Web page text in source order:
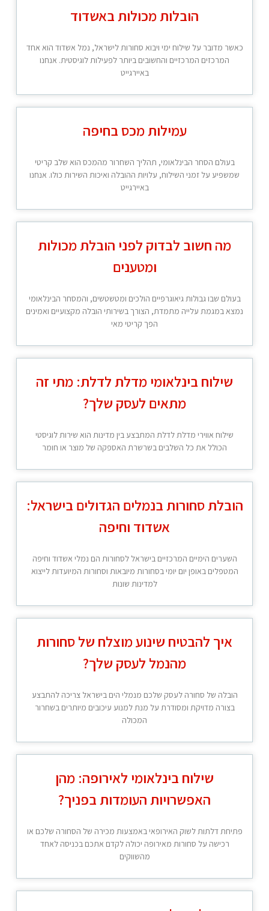
הובלות מכולות באשדוד
כאשר מדובר על שילוח ימי ויבוא סחורות לישראל, נמל אשדוד הוא אחד
המרכזים המרכזיים והחשובים ביותר לפעילות לוגיסטית. אנחנו
באיירגייט
עמילות מכס בחיפה
בעולם הסחר הבינלאומי, תהליך השחרור מהמכס הוא שלב קריטי
שמשפיע על זמני השילוח, עלויות ההובלה ואיכות השירות כולו. אנחנו
באיירגייט
מה חשוב לבדוק לפני הובלת מכולות
ומטענים
בעולם שבו גבולות גיאוגרפיים הולכים ומטשטשים, והמסחר הבינלאומי
נמצא במגמת עלייה מתמדת, הצורך בשירותי הובלה מקצועיים ואמינים
הפך קריטי מאי
שילוח בינלאומי מדלת לדלת: מתי זה
מתאים לעסק שלך?
שילוח אווירי מדלת לדלת המתבצע בין מדינות הוא שירות לוגיסטי
הכולל את כל השלבים בשרשרת האספקה של מוצר או חומר
הובלת סחורות בנמלים הגדולים בישראל:
אשדוד וחיפה
השערים הימיים המרכזיים בישראל לסחורות הם נמלי אשדוד וחיפה
המטפלים באופן יום יומי בסחורות מיובאות וסחורות המיועדות לייצוא
למדינות שונות
איך להבטיח שינוע מוצלח של סחורות
מהנמל לעסק שלך?
הובלה של סחורה לעסק שלכם מנמלי הים בישראל צריכה להתבצע
בצורה מדויקת ומסודרת על מנת למנוע עיכובים מיותרים בשחרור
המכולה
שילוח בינלאומי לאירופה: מהן
האפשרויות העומדות בפניך?
פתיחת דלתות לשוק האירופאי באמצעות מכירה של הסחורה שלכם או
רכישה על סחורות מאירופה יכולה לקדם אתכם בכניסה לאחד
מהשווקים